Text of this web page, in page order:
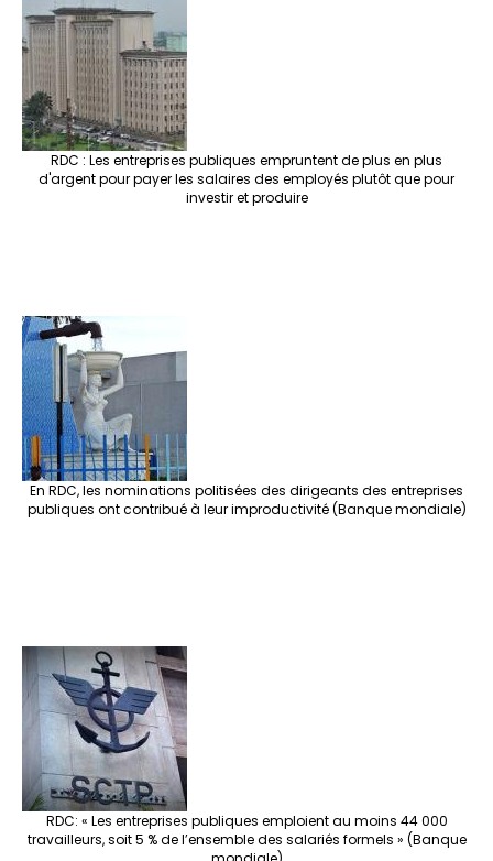
RDC : Les entreprises publiques empruntent de plus en plus
d'argent pour payer les salaires des employés plutôt que pour
investir et produire
En RDC, les nominations politisées des dirigeants des entreprises
publiques ont contribué à leur improductivité (Banque mondiale)
RDC: « Les entreprises publiques emploient au moins 44 000
travailleurs, soit 5 % de l’ensemble des salariés formels » (Banque